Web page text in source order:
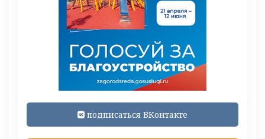
подписаться ВКонтакте